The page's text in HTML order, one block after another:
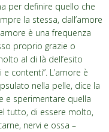
per definire quello che
la stessa, dall’amore
è una frequenza
proprio grazie o
al di là dell’esito
contenti”. L’amore è
nella pelle, dice la
e sperimentare quella
tutto, di essere molto,
nervi e ossa –